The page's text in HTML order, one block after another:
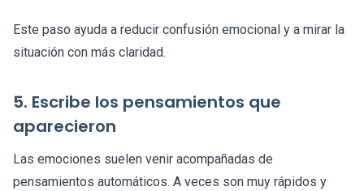
Este paso ayuda a reducir confusión emocional y a mirar la
situación con más claridad.
5. Escribe los pensamientos que
aparecieron
Las emociones suelen venir acompañadas de
pensamientos automáticos. A veces son muy rápidos y